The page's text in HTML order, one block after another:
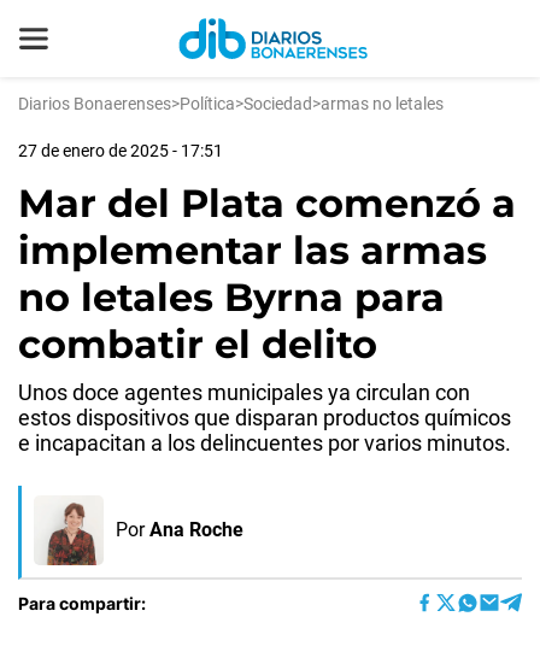
Diarios Bonaerenses>Política>Sociedad>armas no letales
27 de enero de 2025 - 17:51
Mar del Plata comenzó a
implementar las armas
no letales Byrna para
combatir el delito
Unos doce agentes municipales ya circulan con
estos dispositivos que disparan productos químicos
e incapacitan a los delincuentes por varios minutos.
Por Ana Roche
Para compartir: